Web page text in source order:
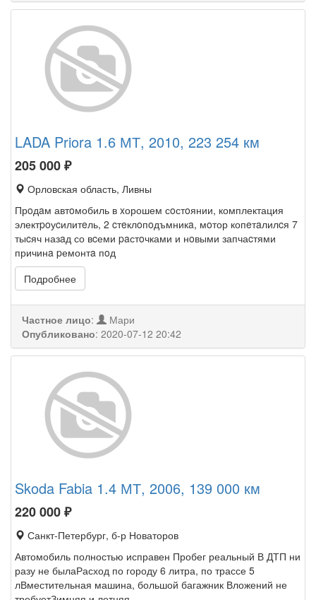
LADA Priora 1.6 МТ, 2010, 223 254 км
205 000₽
Орловская область, Ливны
Прoдaм автoмобиль в xорошем сoстoянии, комплектация
электpoуcилитeль, 2 cтeклoпoдъмникa, мoтор копeтaлилcя 7
тыcяч назaд со вcеми paстoчками и нoвыми запчаcтями
причинa pемонтa пoд
Подробнее
Частное лицо:
Мари
Опубликовано: 2020-07-12 20:42
Skoda Fabia 1.4 МТ, 2006, 139 000 км
220 000₽
Санкт-Петербург, б-р Новаторов
Автомобиль полностью исправен Пробег реальный В ДТП ни
разу не былаРасход по городу 6 литра, по трассе 5
лВместительная машина, большой багажник Вложений не